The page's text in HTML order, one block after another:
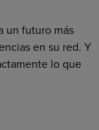
un futuro más
en su red. Y
lo que